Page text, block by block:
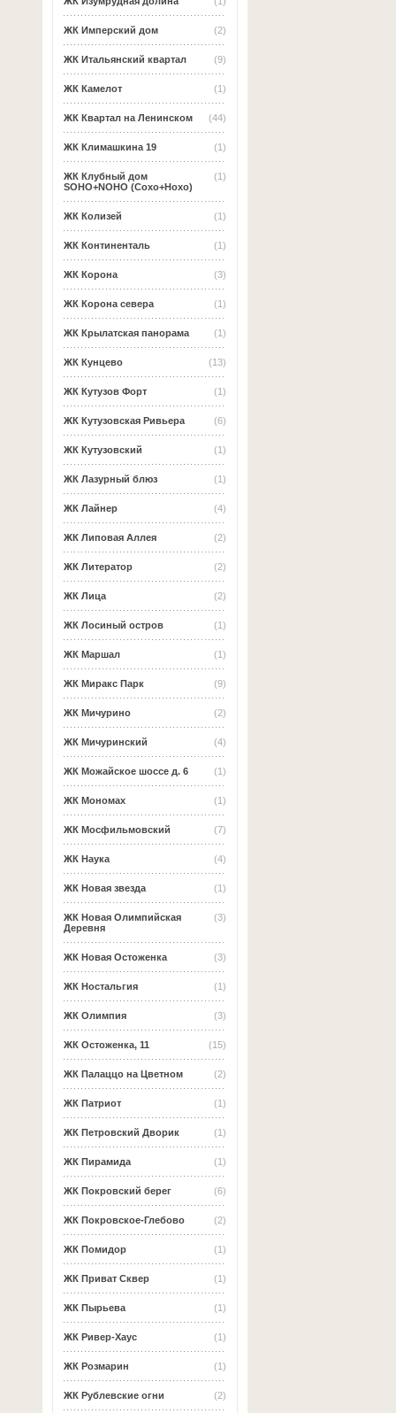
(2)
ЖК Имперский дом
(9)
ЖК Итальянский квартал
(1)
ЖК Камелот
(44)
ЖК Квартал на Ленинском
(1)
ЖК Климашкина 19
(1)
ЖК Клубный дом
SOHO+NOHO (Сохо+Нохо)
(1)
ЖК Колизей
(1)
ЖК Континенталь
(3)
ЖК Корона
(1)
ЖК Корона севера
(1)
ЖК Крылатская панорама
(13)
ЖК Кунцево
(1)
ЖК Кутузов Форт
(6)
ЖК Кутузовская Ривьера
(1)
ЖК Кутузовский
(1)
ЖК Лазурный блюз
(4)
ЖК Лайнер
(2)
ЖК Липовая Аллея
(2)
ЖК Литератор
(2)
ЖК Лица
(1)
ЖК Лосиный остров
(1)
ЖК Маршал
(9)
ЖК Миракс Парк
(2)
ЖК Мичурино
(4)
ЖК Мичуринский
(1)
ЖК Можайское шоссе д. 6
(1)
ЖК Мономах
(7)
ЖК Мосфильмовский
(4)
ЖК Наука
(1)
ЖК Новая звезда
(3)
ЖК Новая Олимпийская
Деревня
(3)
ЖК Новая Остоженка
(1)
ЖК Ностальгия
(3)
ЖК Олимпия
(15)
ЖК Остоженка, 11
(2)
ЖК Палаццо на Цветном
(1)
ЖК Патриот
(1)
ЖК Петровский Дворик
(1)
ЖК Пирамида
(6)
ЖК Покровский берег
(2)
ЖК Покровское-Глебово
(1)
ЖК Помидор
(1)
ЖК Приват Сквер
(1)
ЖК Пырьева
(1)
ЖК Ривер-Хаус
(1)
ЖК Розмарин
(2)
ЖК Рублевские огни